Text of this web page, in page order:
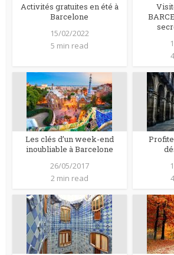
Activités gratuites en été à
Barcelone
15/02/2022
5 min read
Les clés d’un week-end
inoubliable à Barcelone
26/05/2017
2 min read